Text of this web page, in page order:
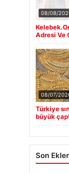
08/08/
Adresi Ve
08/07/
Türkiye
büyük
Son